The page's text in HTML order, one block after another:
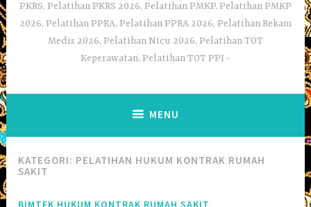
PKRS, Pelatihan PKRS 2026, Pelatihan PMKP, Pelatihan PMKP
2026, Pelatihan PPRA, Pelatihan PPRA 2026, Pelatihan Rekam
Medis 2026, Pelatihan Nicu 2026, Pelatihan TOT
Keperawatan, Pelatihan TOT PPI
MENU
KATEGORI: PELATIHAN HUKUM KONTRAK RUMAH
SAKIT
BIMTEK HUKUM KONTRAK RUMAH SAKIT